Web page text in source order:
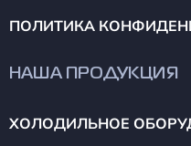
ПОЛИТИКА
НАША ПРОДУКЦИЯ
ХОЛОДИЛЬНОЕ